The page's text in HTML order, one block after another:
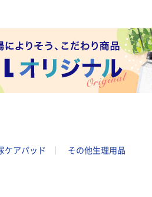
ケアパッド その他生理用品